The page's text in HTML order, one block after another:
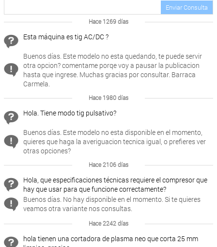
Enviar Consulta
Hace 1269 días
Esta máquina es tig AC/DC ?
Buenos días. Este modelo no esta quedando, te puede servir
otra opcion? comentame porqe voy a pausar la publicacion
hasta que ingrese. Muchas gracias por consultar. Barraca
Carmela.
Hace 1980 días
Hola. Tiene modo tig pulsativo?
Buenos días. Este modelo no esta disponible en el momento,
quieres que haga la averiguacion tecnica igual, o prefieres ver
otras opciones?
Hace 2106 días
Hola, que especificaciones técnicas requiere el compresor que
hay que usar para que funcione correctamente?
Buenos días. No hay disponible en el momento. Si te quieres
veamos otra variante nos consultas.
Hace 2242 días
hola tienen una cortadora de plasma neo que corta 25 mm